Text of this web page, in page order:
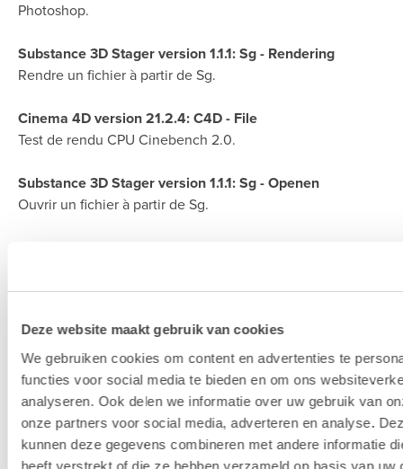
Deze website maakt gebruik van cookies
We gebruiken cookies om content en advertenties te
functies voor social media te bieden en om ons
analyseren. Ook delen we informatie over uw gebruik van
onze partners voor social media, adverteren en analyse.
kunnen deze gegevens combineren met andere informatie
heeft verstrekt of die ze hebben verzameld op basis van uw
Photoshop.
Substance 3D Stager version 1.1.1: Sg - Rendering
Rendre un fichier à partir de Sg.
Cinema 4D version 21.2.4: C4D - File
Test de rendu CPU Cinebench 2.0.
Substance 3D Stager version 1.1.1: Sg - Openen
Ouvrir un fichier à partir de Sg.